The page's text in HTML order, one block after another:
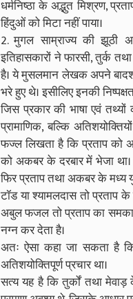
धर्मनिष्ठा के अद्भुत मिश्रण,
हिंदुओं को मिटा नहीं पाया।
2. मुगल साम्राज्य की झूठी
इतिहासकारों ने फारसी, तुर्क
है। ये मुसलमान लेखक अपने
भरे हुए थे। इसीलिए इनकी
जिस प्रकार की भाषा एवं
प्रामाणिक, बल्कि
फज्ल लिखता है कि प्रताप को
को अकबर के दरबार में भेजा
फिर प्रताप तथा अकबर के मध्य
टॉड या श्यामलदास तो प्रताप
अबुल फजल तो प्रताप का
नग्न कर देता है।
अतः ऐसा कहा जा सकता है
अतिशयोक्तिपूर्ण प्रचार था।
सत्य यह है कि तुर्कों तथा